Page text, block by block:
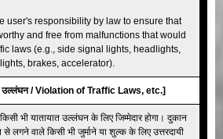
user's responsibility by law to ensure that
and free from malfunctions that would
laws (e.g., side signal lights, headlights,
brakes, accelerator).
उल्लंघन / Violation of Traffic Laws, etc.]
भी यातायात उल्लंघन के लिए जिम्मेदार होगा। दुकान
लगने वाले किसी भी जुर्माने या शुल्क के लिए उत्तरदायी